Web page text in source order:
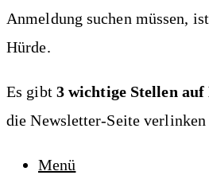
Anmeldung suchen müssen,
Hürde.
Es gibt 3 wichtige Stellen auf
die Newsletter-Seite verlinken
Menü